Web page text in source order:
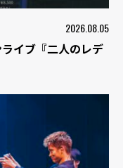
2026.08.05
イブ『二人のレデ